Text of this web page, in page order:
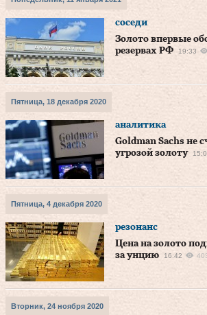
соседи
Золото впервые
резервах РФ
19:33
Пятница, 18 декабря 2020
аналитика
Goldman Sachs не
угрозой золоту
Пятница, 4 декабря 2020
резонанс
Цена на золото
за унцию
16:42
Вторник, 24 ноября 2020